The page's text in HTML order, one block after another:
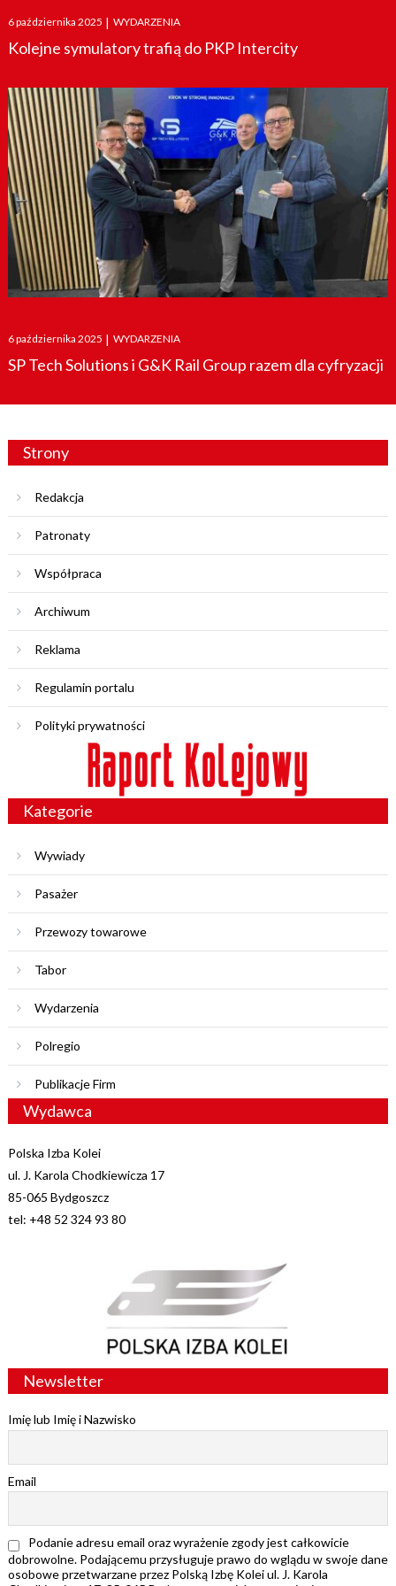
Posted
on
6 października 2025 | WYDARZENIA
Kolejne symulatory trafią do PKP Intercity
Posted
on
6 października 2025 | WYDARZENIA
SP Tech Solutions i G&K Rail Group razem dla cyfryzacji
Strony
Redakcja
Patronaty
Współpraca
Archiwum
Reklama
Regulamin portalu
Polityki prywatności
Kategorie
Wywiady
Pasażer
Przewozy towarowe
Tabor
Wydarzenia
Polregio
Publikacje Firm
Wydawca
Polska Izba Kolei
ul. J. Karola Chodkiewicza 17
85-065 Bydgoszcz
tel: +48 52 324 93 80
Newsletter
Imię lub Imię i Nazwisko
Email
Podanie adresu email oraz wyrażenie zgody jest całkowicie
dobrowolne. Podającemu przysługuje prawo do wglądu w swoje dane
osobowe przetwarzane przez Polską Izbę Kolei ul. J. Karola